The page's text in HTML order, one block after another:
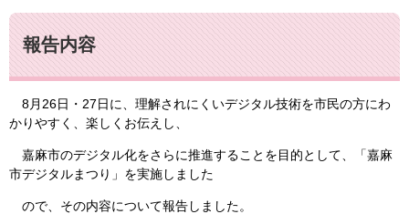
報告内容
8月26日・27日に、理解されにくいデジタル技術を市民の方にわ
かりやすく、楽しくお伝えし、
嘉麻市のデジタル化をさらに推進することを目的として、「嘉麻
市デジタルまつり」を実施しました
ので、その内容について報告しました。